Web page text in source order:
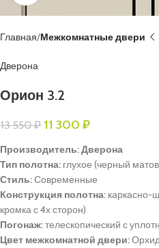
Главная Межкомнатные двери
Дверона
Орион 3.2
13 550₽ 11 300 ₽
Производитель: Дверона
Тип полотна: глухое (черный
Стиль:Современные
Конструкция полотна: каркасно-
кромка с 4х сторон)
Погонаж:телескопический с
Цвет межкомнатной двери: